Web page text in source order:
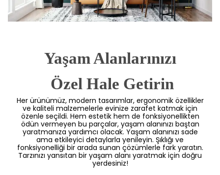
Yaşam Alanlarınızı
Özel Hale Getirin
Her ürünümüz, modern tasarımlar, ergonomik özellikler
ve kaliteli malzemelerle evinize zarafet katmak için
özenle seçildi. Hem estetik hem de fonksiyonellikten
ödün vermeyen bu parçalar, yaşam alanınızı baştan
yaratmanıza yardımcı olacak. Yaşam alanınızı sade
ama etkileyici detaylarla yenileyin. Şıklığı ve
fonksiyonelliği bir arada sunan çözümlerle fark yaratın.
Tarzınızı yansıtan bir yaşam alanı yaratmak için doğru
yerdesiniz!